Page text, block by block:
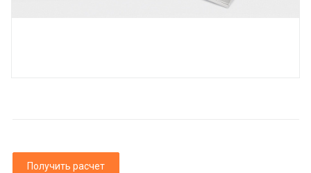
Получить расчет